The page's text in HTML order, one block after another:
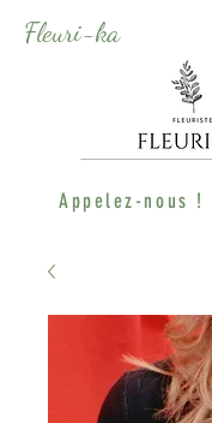
Fleuri-ka
Appelez-nous !